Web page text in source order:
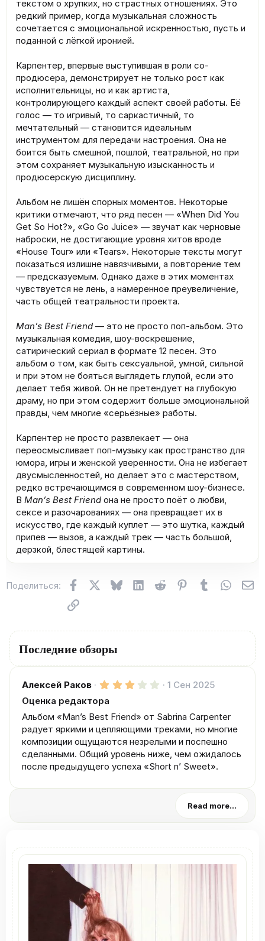
текстом о хрупких, но страстных отношениях. Это
редкий пример, когда музыкальная сложность
сочетается с эмоциональной искренностью, пусть и
поданной с лёгкой иронией.
Карпентер, впервые выступившая в роли со-
продюсера, демонстрирует не только рост как
исполнительницы, но и как артиста,
контролирующего каждый аспект своей работы. Её
голос — то игривый, то саркастичный, то
мечтательный — становится идеальным
инструментом для передачи настроения. Она не
боится быть смешной, пошлой, театральной, но при
этом сохраняет музыкальную изысканность и
продюсерскую дисциплину.
Альбом не лишён спорных моментов. Некоторые
критики отмечают, что ряд песен — «When Did You
Get So Hot?», «Go Go Juice» — звучат как черновые
наброски, не достигающие уровня хитов вроде
«House Tour» или «Tears». Некоторые тексты могут
показаться излишне навязчивыми, а повторение тем
— предсказуемым. Однако даже в этих моментах
чувствуется не лень, а намеренное преувеличение,
часть общей театральности проекта.
Man’s Best Friend — это не просто поп-альбом. Это
музыкальная комедия, шоу-воскрешение,
сатирический сериал в формате 12 песен. Это
альбом о том, как быть сексуальной, умной, сильной
и при этом не бояться выглядеть глупой, если это
делает тебя живой. Он не претендует на глубокую
драму, но при этом содержит больше эмоциональной
правды, чем многие «серьёзные» работы.
Карпентер не просто развлекает — она
переосмысливает поп-музыку как пространство для
юмора, игры и женской уверенности. Она не избегает
двусмысленностей, но делает это с мастерством,
редко встречающимся в современном шоу-бизнесе.
В Man’s Best Friend она не просто поёт о любви,
сексе и разочарованиях — она превращает их в
искусство, где каждый куплет — это шутка, каждый
припев — вызов, а каждый трек — часть большой,
дерзкой, блестящей картины.
Поделиться: FacebookX (Twitter)
BlueskyLinkedInReddit Pinterest
Tumblr
Ссылка
Последние обзоры
Алексей Раков 3
з
в
ё
з
д
1 Сен 2025
Оценка редактора
Альбом «Man’s Best Friend» от Sabrina Carpenter
радует яркими и цепляющими треками, но многие
композиции ощущаются незрелыми и поспешно
сделанными. Общий уровень ниже, чем ожидалось
после предыдущего успеха «Short n’ Sweet».
Read more...